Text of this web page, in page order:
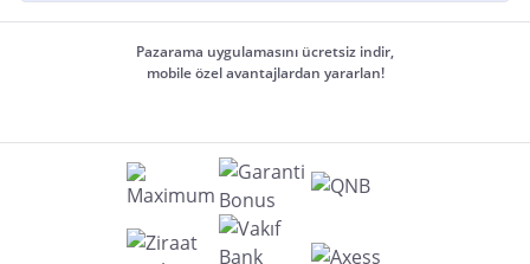
Pazarama uygulamasını ücretsiz indir,
mobile özel avantajlardan yararlan!